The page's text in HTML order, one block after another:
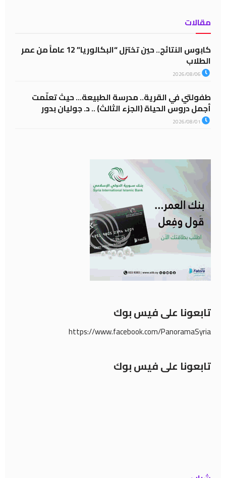
مقالات
كابوس النتائج.. حين تختزل “البكالوريا” 12 عاماً من عمر
الطلاب
طفولتي في القرية.. مدرسة الطبيعة… حيث تعلّمت
أجمل دروس الحياة (الجزء الثالث) .. د. جوليان بدور
تابعونا على فيس بوك
https://www.facebook.com/PanoramaSyria
تابعونا على فيس بوك